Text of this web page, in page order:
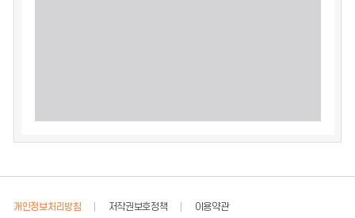
개인정보처리방침 저작권보호정책
이용약관